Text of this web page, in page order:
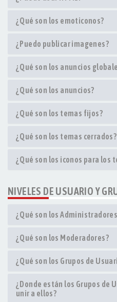
¿Qué son los emoticonos?
¿Puedo publicar imagenes?
¿Qué son los anuncios
¿Qué son los anuncios?
¿Qué son los temas fijos?
¿Qué son los temas cerrados?
¿Qué son los iconos para los
NIVELES DE USUARIO Y
¿Qué son los
¿Qué son los Moderadores?
¿Qué son los Grupos de
¿Donde están los Grupos de
unir a ellos?